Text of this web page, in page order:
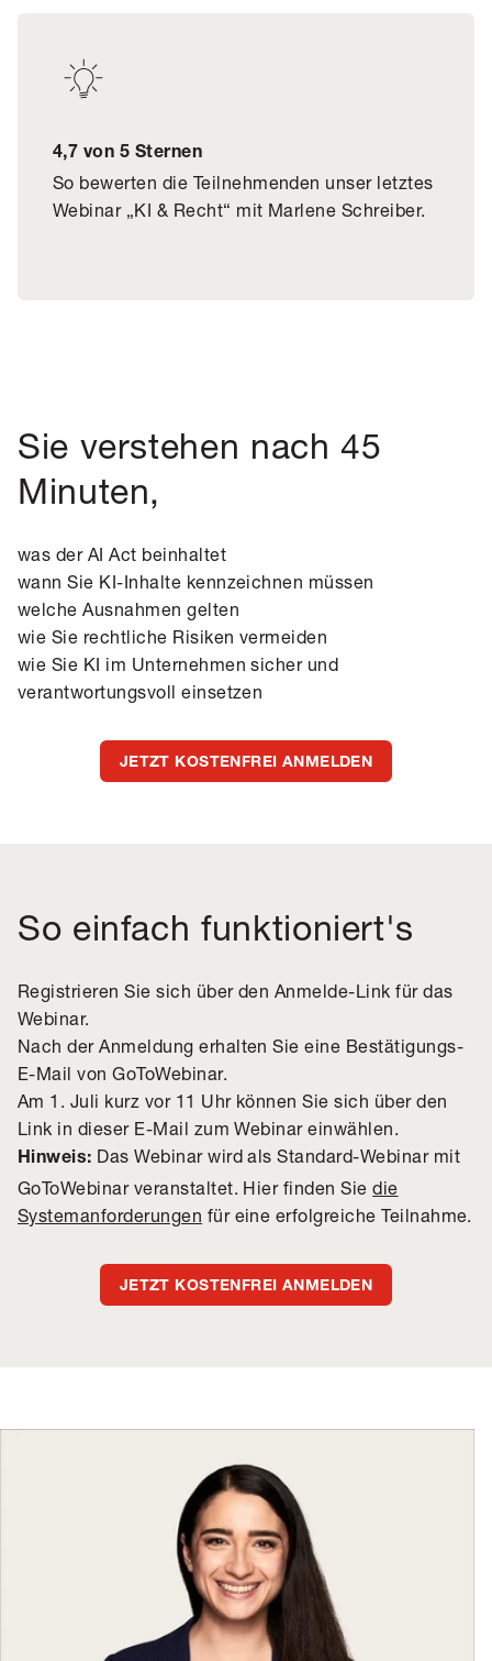
4,7 von 5 Sternen
So bewerten die Teilnehmenden unser letztes
Webinar „KI & Recht“ mit Marlene Schreiber.
Sie verstehen nach 45
Minuten,
was der AI Act beinhaltet
wann Sie KI-Inhalte kennzeichnen müssen
welche Ausnahmen gelten
wie Sie rechtliche Risiken vermeiden
wie Sie KI im Unternehmen sicher und
verantwortungsvoll einsetzen
JETZT KOSTENFREI ANMELDEN
So einfach funktioniert's
Registrieren Sie sich über den Anmelde-Link für das
Webinar.
Nach der Anmeldung erhalten Sie eine Bestätigungs-
E-Mail von GoToWebinar.
Am 1. Juli kurz vor 11 Uhr können Sie sich über den
Link in dieser E-Mail zum Webinar einwählen.
Hinweis: Das Webinar wird als Standard-Webinar mit
GoToWebinar veranstaltet. Hier finden Siedie
Systemanforderungen für eine erfolgreiche Teilnahme.
JETZT KOSTENFREI ANMELDEN